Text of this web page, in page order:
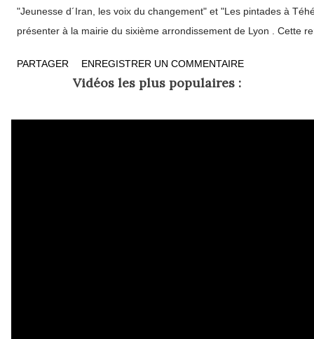
"Jeunesse d´Iran, les voix du changement" et "Les pintades à
présenter à la mairie du sixième arrondissement de Lyon . Cette
dans la capitale iranienne depuis près de dix ans, et qui raconte
femmes dans la république islamique. Pour Delphine Minoui,
PARTAGER ENREGISTRER UN COMMENTAIRE
Vidéos les plus populaires :